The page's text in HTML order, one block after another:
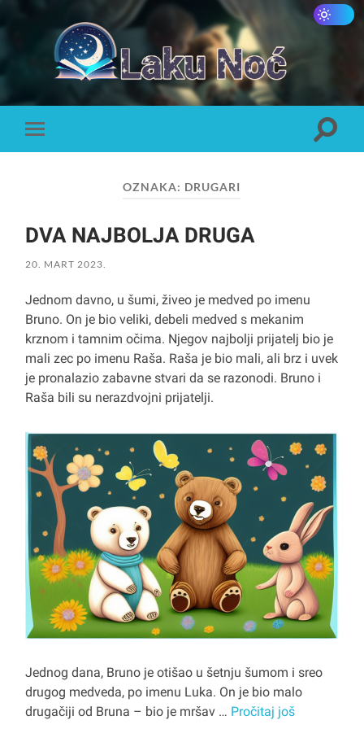
Laku
Noć
Toggle
mobile
Toggle
OZNAKA: DRUGARI
DVA NAJBOLJA DRUGA
20. MART 2023.
Jednom davno, u šumi, živeo je medved po imenu
Bruno. On je bio veliki, debeli medved s mekanim
krznom i tamnim očima. Njegov najbolji prijatelj bio je
mali zec po imenu Raša. Raša je bio mali, ali brz i uvek
je pronalazio zabavne stvari da se razonodi. Bruno i
Raša bili su nerazdvojni prijatelji.
Jednog dana, Bruno je otišao u šetnju šumom i sreo
drugog medveda, po imenu Luka. On je bio malo
drugačiji od Bruna – bio je mršav … Pročitaj još